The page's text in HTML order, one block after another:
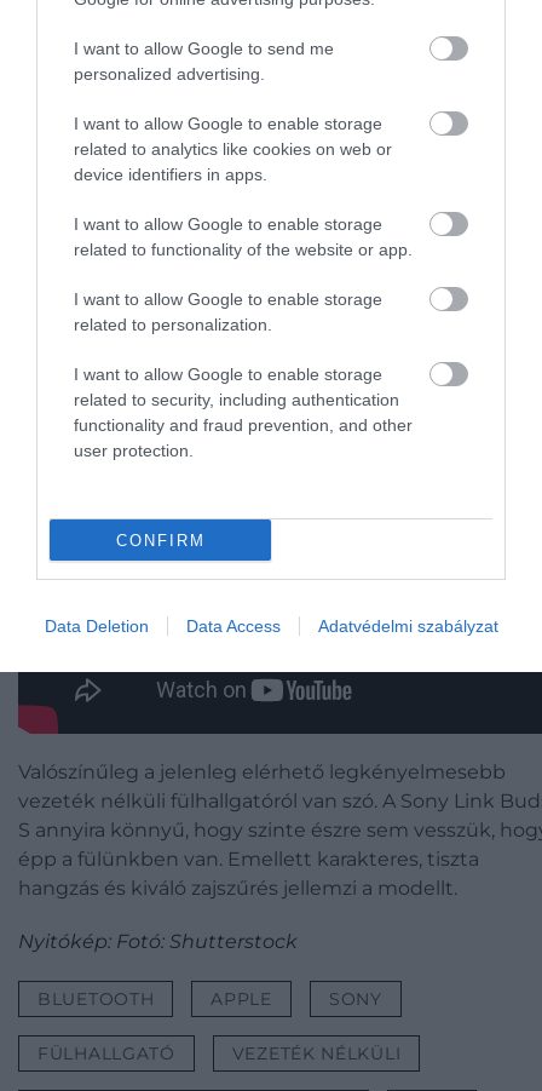
I want to allow Google to send me
personalized advertising.
I want to allow Google to enable storage
related to analytics like cookies on web or
device identifiers in apps.
I want to allow Google to enable storage
related to functionality of the website or app.
I want to allow Google to enable storage
related to personalization.
I want to allow Google to enable storage
related to security, including authentication
functionality and fraud prevention, and other
user protection.
CONFIRM
Data Deletion Data Access Adatvédelmi szabályzat
a modell is csúcsminőségű: a fejlett aktív zajszűrés
kényelmes kialakítással párosul.
Ha tovább olvasnál:Skrillex és Fred Again a
Nagyszínpadon, avagy az elektronikus zene
​Sony LinkBuds S
Valószínűleg a jelenleg elérhető legkényelmesebb
vezeték nélküli fülhallgatóról van szó. A Sony Link
S annyira könnyű, hogy szinte észre sem vesszük,
épp a fülünkben van. Emellett karakteres, tiszta
hangzás és kiváló zajszűrés jellemzi a modellt.
Nyitókép: Fotó: Shutterstock
BLUETOOTH APPLE SONY
FÜLHALLGATÓ VEZETÉK NÉLKÜLI